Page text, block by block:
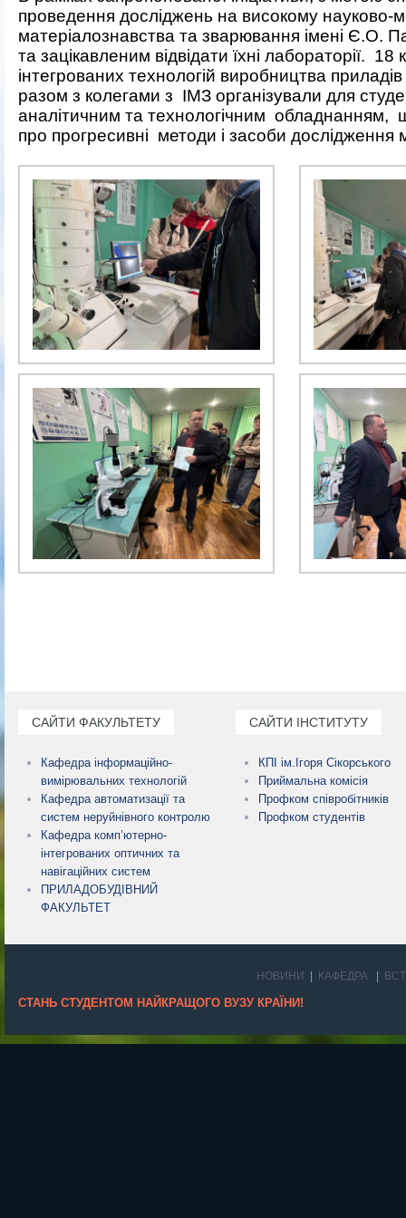
проведення досліджень на високому науково-
матеріалознавства та зварювання імені Є.О.
та зацікавленим відвідати їхні лабораторії. 18
інтегрованих технологій виробництва
разом з колегами з ІМЗ організували для
аналітичним та технологічним обладнанням,
про прогресивні методи і засоби дослідження
САЙТИ ФАКУЛЬТЕТУ
Кафедра інформаційно-
вимірювальних технологій
Кафедра автоматизації та
систем неруйнівного контролю
Кафедра комп’ютерно-
інтегрованих оптичних та
навігаційних систем
ПРИЛАДОБУДІВНИЙ
ФАКУЛЬТЕТ
САЙТИ ІНСТИТУТУ
КПІ ім.Ігоря Сікорського
Приймальна комісія
Профком співробітників
Профком студентів
НОВИНИ КАФЕДРА
СТАНЬ СТУДЕНТОМ НАЙКРАЩОГО ВУЗУ КРАЇНИ!